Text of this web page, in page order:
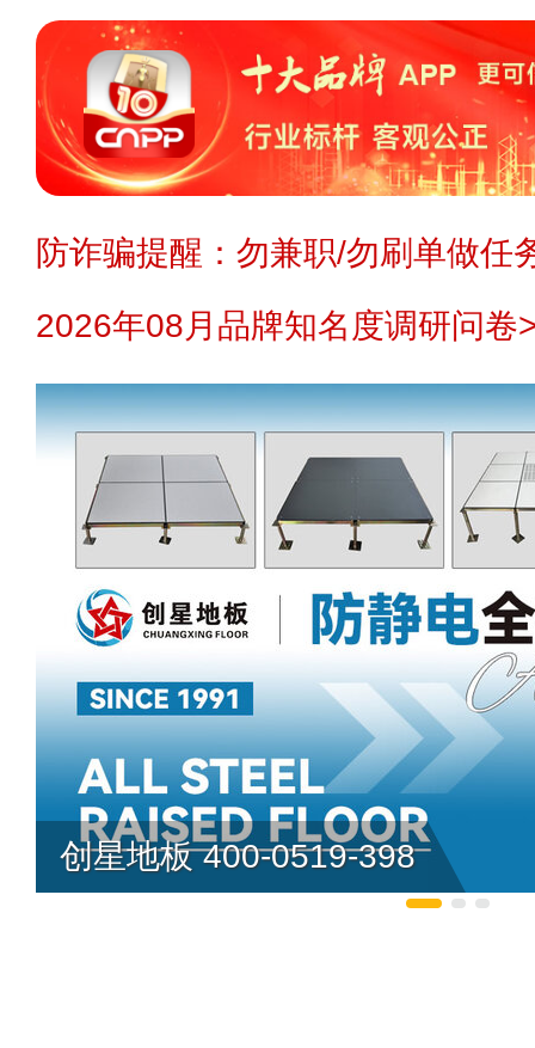
防诈骗提醒：勿兼职/勿刷单做任
2026年08月品牌知名度调研问卷
创星地板 400-0519-398